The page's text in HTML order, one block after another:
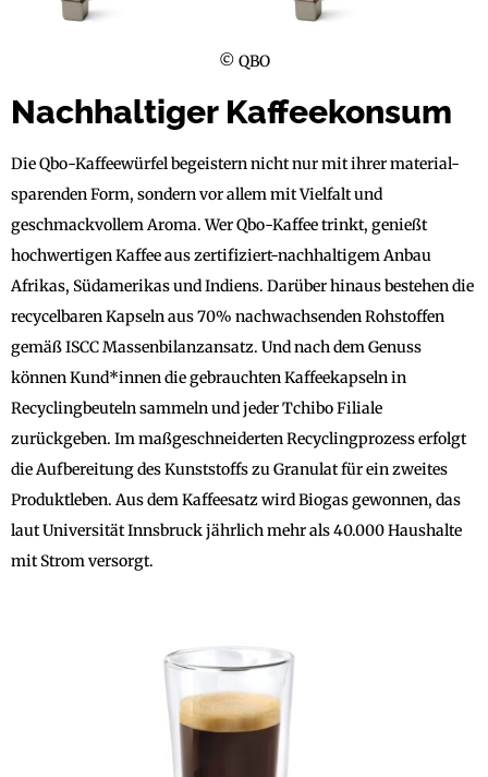
© QBO
Nachhaltiger Kaffeekonsum
Die Qbo-Kaffeewürfel begeistern nicht nur mit ihrer material-
sparenden Form, sondern vor allem mit Vielfalt und
geschmackvollem Aroma. Wer Qbo-Kaffee trinkt, genießt
hochwertigen Kaffee aus zertifiziert-nachhaltigem Anbau
Afrikas, Südamerikas und Indiens. Darüber hinaus bestehen die
recycelbaren Kapseln aus 70% nachwachsenden Rohstoffen
gemäß ISCC Massenbilanzansatz. Und nach dem Genuss
können Kund*innen die gebrauchten Kaffeekapseln in
Recyclingbeuteln sammeln und jeder Tchibo Filiale
zurückgeben. Im maßgeschneiderten Recyclingprozess erfolgt
die Aufbereitung des Kunststoffs zu Granulat für ein zweites
Produktleben. Aus dem Kaffeesatz wird Biogas gewonnen, das
laut Universität Innsbruck jährlich mehr als 40.000 Haushalte
mit Strom versorgt.